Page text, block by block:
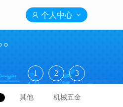
 个人中心 
1 2 3
其他 机械五金